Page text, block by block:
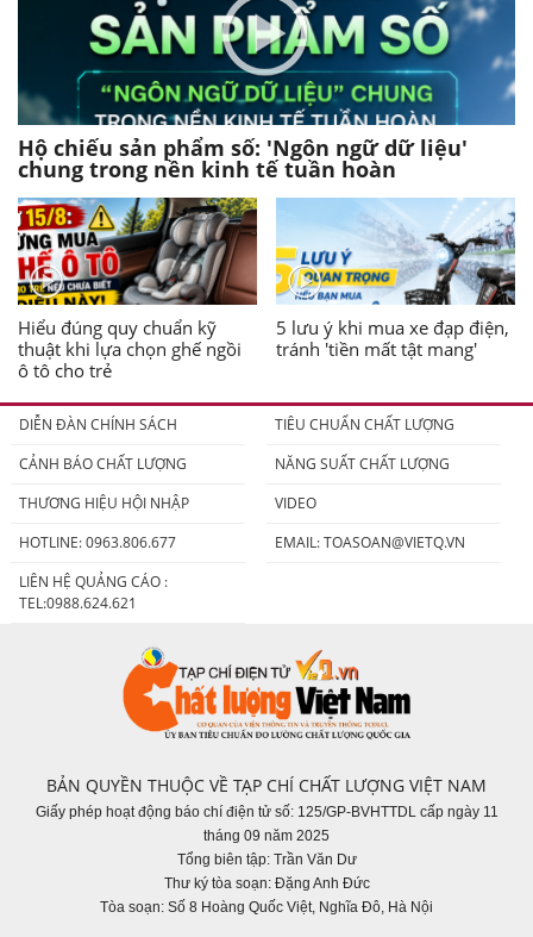
Hộ chiếu sản phẩm số: 'Ngôn ngữ dữ liệu'
chung trong nền kinh tế tuần hoàn
Hiểu đúng quy chuẩn kỹ
thuật khi lựa chọn ghế ngồi
ô tô cho trẻ
5 lưu ý khi mua xe đạp điện,
tránh 'tiền mất tật mang'
DIỄN ĐÀN CHÍNH SÁCH
TIÊU CHUẨN CHẤT LƯỢNG
CẢNH BÁO CHẤT LƯỢNG
NĂNG SUẤT CHẤT LƯỢNG
THƯƠNG HIỆU HỘI NHẬP
VIDEO
HOTLINE: 0963.806.677
EMAIL:TOASOAN@VIETQ.VN
LIÊN HỆ QUẢNG CÁO :
TEL:0988.624.621
BẢN QUYỀN THUỘC VỀ TẠP CHÍ CHẤT LƯỢNG VIỆT NAM
Giấy phép hoạt động báo chí điện tử số: 125/GP-BVHTTDL cấp ngày 11
tháng 09 năm 2025
Tổng biên tập: Trần Văn Dư
Thư ký tòa soạn: Đặng Anh Đức
Tòa soạn: Số 8 Hoàng Quốc Việt, Nghĩa Đô, Hà Nội